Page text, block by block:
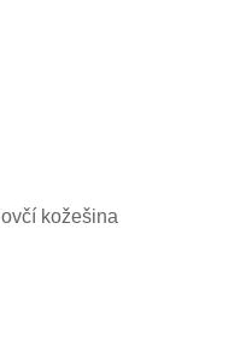
kožešina